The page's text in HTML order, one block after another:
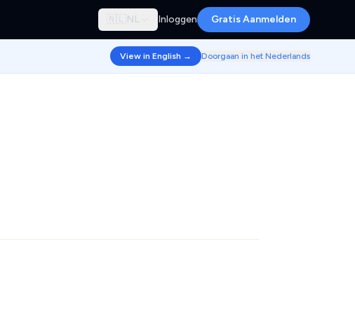
🇳🇱 NL Inloggen Gratis Aanmelden
View in English → Doorgaan in het Nederlands